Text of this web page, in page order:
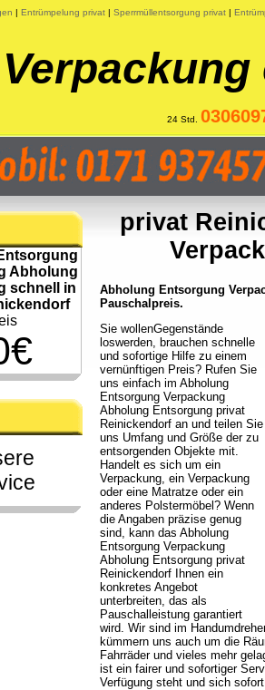
| Entrümpelung privat | Sperrmüllentsorgung privat |
24 Std.
Abholung
schnell in
privat
Abholung Entsorgung
Pauschalpreis.
Sie wollenGegenstände
loswerden, brauchen schnelle
und sofortige Hilfe zu einem
vernünftigen Preis? Rufen Sie
uns einfach im Abholung
Entsorgung Verpackung
Abholung Entsorgung privat
Reinickendorf an und teilen Sie
uns Umfang und Größe der zu
entsorgenden Objekte mit.
Handelt es sich um ein
Verpackung, ein Verpackung
oder eine Matratze oder ein
anderes Polstermöbel? Wenn
die Angaben präzise genug
sind, kann das Abholung
Entsorgung Verpackung
Abholung Entsorgung privat
Reinickendorf Ihnen ein
konkretes Angebot
unterbreiten, das als
Pauschalleistung garantiert
wird. Wir sind im
kümmern uns auch um die
Fahrräder und vieles mehr
ist ein fairer und sofortiger
Verfügung steht und sich